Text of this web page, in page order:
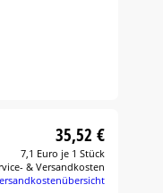
35,52 €
7,1 Euro je 1 Stück
& Versandkosten